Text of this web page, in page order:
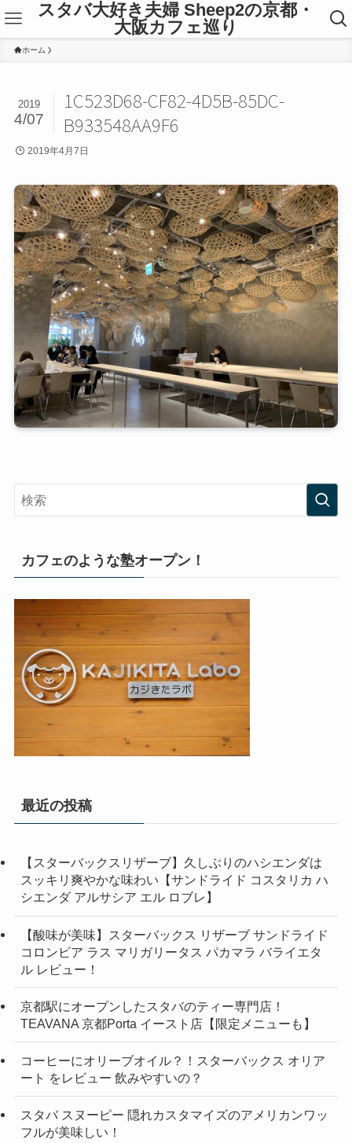
スタバ大好き夫婦 Sheep2の京都・
大阪カフェ巡り
ホーム
1C523D68-CF82-4D5B-85DC-
B933548AA9F6
2019
4/07
2019年4月7日
カフェのような塾オープン！
最近の投稿
【スターバックスリザーブ】久しぶりのハシエンダは
スッキリ爽やかな味わい【サンドライド コスタリカ ハ
シエンダ アルサシア エル ロブレ】
【酸味が美味】スターバックス リザーブ サンドライド
コロンビア ラス マリガリータス パカマラ バライエタ
ル レビュー！
京都駅にオープンしたスタバのティー専門店！
TEAVANA 京都Porta イースト店【限定メニューも】
コーヒーにオリーブオイル？！スターバックス オリア
ート をレビュー 飲みやすいの？
スタバ スヌーピー 隠れカスタマイズのアメリカンワッ
フルが美味しい！